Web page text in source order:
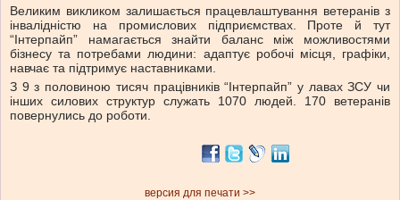
Великим викликом залишається працевлаштування ветеранів з
інвалідністю на промислових підприємствах. Проте й тут
“Інтерпайп” намагається знайти баланс між можливостями
бізнесу та потребами людини: адаптує робочі місця, графіки,
навчає та підтримує наставниками.
З 9 з половиною тисяч працівників “Інтерпайп” у лавах ЗСУ чи
інших силових структур служать 1070 людей. 170 ветеранів
повернулись до роботи.
версия для печати >>